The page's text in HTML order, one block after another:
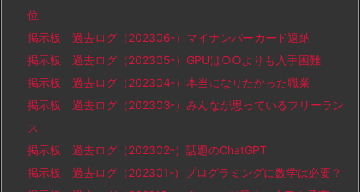
位
掲示板 過去ログ（202306-）マイナンバーカード返納
掲示板 過去ログ（202305-）GPUは○○よりも入手困難
掲示板 過去ログ（202304-）本当になりたかった職業
掲示板 過去ログ（202303-）みんなが思っているフリーラン
ス
掲示板 過去ログ（202302-）話題のChatGPT
掲示板 過去ログ（202301-）プログラミングに数学は必要？